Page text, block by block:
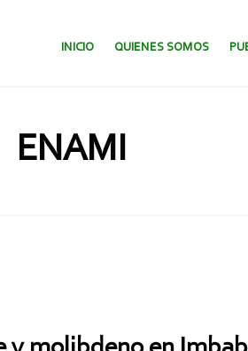
SALTAR AL CONTENIDO.
INICIO QUIENES SOMOS
ENAMI